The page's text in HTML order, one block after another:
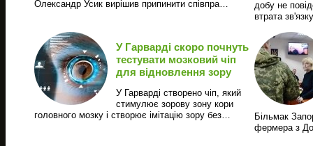
Олександр Усик вирішив припинити співпра…
добу не
втрата
У Гарварді скоро почнуть
тестувати мозковий чіп
для відновлення зору
У Гарварді створено чіп, який
стимулює зорову зону кори
головного мозку і створює імітацію зору без…
Більмак
фермера з